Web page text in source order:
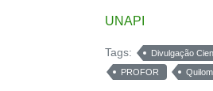
UNAPI
Tags: Divulgação
PROFOR